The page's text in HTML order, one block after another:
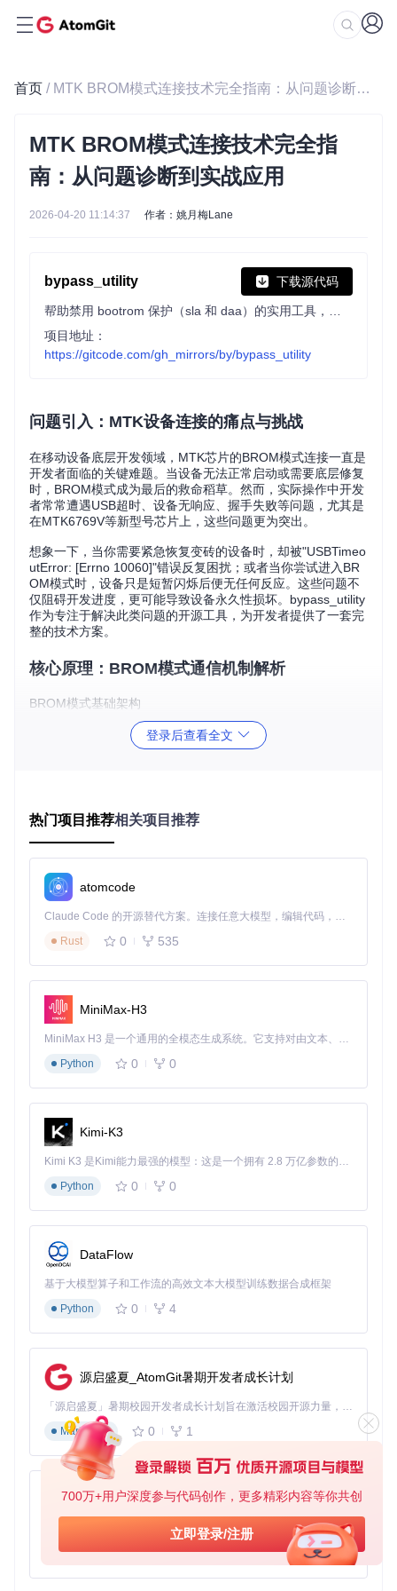
700万+用户深度参与代码创作，更多精彩内容等你共创
立即登录/注册
首页 / MTK BROM模式连接技术完全指南：从问题诊断到实战应用
MTK BROM模式连接技术完全指
南：从问题诊断到实战应用
2026-04-20 11:14:37 作者：姚月梅Lane
bypass_utility 下载源代码
项目地址：
https://gitcode.com/gh_mirrors/by/bypass_utility
问题引入：MTK设备连接的痛点与挑战
在移动设备底层开发领域，MTK芯片的BROM模式连接一直是
开发者面临的关键难题。当设备无法正常启动或需要底层修复
时，BROM模式成为最后的救命稻草。然而，实际操作中开发
者常常遭遇USB超时、设备无响应、握手失败等问题，尤其是
在MTK6769V等新型号芯片上，这些问题更为突出。
想象一下，当你需要紧急恢复变砖的设备时，却被"USBTimeo
utError: [Errno 10060]"错误反复困扰；或者当你尝试进入BR
OM模式时，设备只是短暂闪烁后便无任何反应。这些问题不
仅阻碍开发进度，更可能导致设备永久性损坏。bypass_utility
作为专注于解决此类问题的开源工具，为开发者提供了一套完
整的技术方案。
核心原理：BROM模式通信机制解析
BROM模式基础架构
BROM（BootROM）模式是MTK芯片内置的底层引导模式，
相当于设备的"安全后门"。当设备上电或特定按键组合被触发
BROM模式的核心功能包括：
硬件初始化：完成最基础的硬件配置
安全验证：检查启动镜像的合法性
通信接口：提供与外部设备的通信通道
USB通信协议实现
设备进入BROM模式后，与计算机的通信通过特制的USB协议
设备枚举：计算机检测到新的USB设备（BROM模式设
备）
握手协商
命令传输：计算机向设备发送控制命令
：设备执行命令并返回结果
bypass_utility通过精确实现这一协议栈，确保了与MTK设备的
稳定通信。与普通USB设备不同，BROM模式下的通信具有严
格的时序要求和特殊的数据格式，这也是许多通用工具无法正
常工作的主要原因。
32位地址空间操作
MTK BROM模式支持对32位地址空间的直接访问，这为底层
操作提供了极大的灵活性。开发者可以通过bypass_utility读取
或写入设备内存中的任意位置，这相当于获得了设备的"root权
限"。
实战方案：bypass_utility工具应用指南
设备连接与诊断流程
要成功建立与BROM模式设备的连接，需遵循以下步骤：
准备工作
安装必要的USB驱动程序
下载并编译bypass_utility
准备稳定的USB数据线和供电环境
设备进入BROM模式
关机状态下按住音量键+电源键
或使用专用测试点短接方法（针对特殊设备）
登录后查看全文
热门项目推荐相关项目推荐
atomcode
Claude Code 的开源替代方案。连接任意大模型，编辑代码，运行命令，自动验证 — 全自动执行。用 Rust 构建，极致性能。 ｜ An open-source alternative to Claude Code. Connect any LLM, edit code, run commands, and verify changes — autonomously. Built in Rust for speed. Get Started
Rust
0 535
MiniMax-H3
MiniMax H3 是一个通用的全模态生成系统。它支持对由文本、图像、视频和音频组成的多模态上下文进行统一理解，并能生成分辨率高达 2K、时长可达 15 秒的带原生立体声音频的视频。得益于面向任务泛化的系统设计，H3 在预训练阶段就已具备广泛的多模态上下文理解与生成能力，能够出色地执行复杂的多模态指令。
Python
0 0
Kimi-K3
Kimi K3 是Kimi能力最强的模型：这是一个拥有 2.8 万亿参数的混合专家（MoE）模型，具备原生视觉理解能力，并支持 100 万 token 的上下文窗口。
Python
0 0
DataFlow
基于大模型算子和工作流的高效文本大模型训练数据合成框架
Python
0 4
源启盛夏_AtomGit暑期开发者成长计划
「源启盛夏」暑期校园开发者成长计划旨在激活校园开源力量，通过积分激励、认证扶持、资源倾斜等形式，引导高校组织和开发者完成「入驻 — 建项目 — 做贡献 — 获认证 — 得资源」的完整闭环。无论你是想带领社团入驻平台的组织者，还是希望用代码贡献证明自己的开发者，都能在这里找到属于你的成长路径。
Markdown
0 1
py-xiaozhi
基于Python的Xiaozhi AI，适用于想要完整Xiaozhi体验而无需拥有专用硬件的用户。
Python
0 1